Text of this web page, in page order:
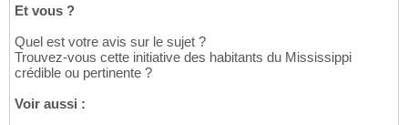
Et vous ?
Quel est votre avis sur le sujet ?
Trouvez-vous cette initiative des habitants du Mississippi
crédible ou pertinente ?
Voir aussi :